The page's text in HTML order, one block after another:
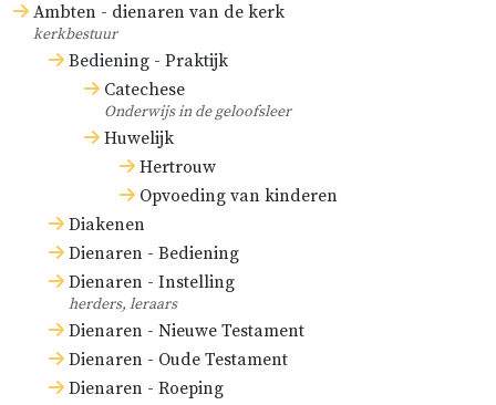
Ambten - dienaren van de kerk
kerkbestuur
Bediening - Praktijk
Catechese
Onderwijs in de geloofsleer
Huwelijk
Hertrouw
Opvoeding van kinderen
Diakenen
Dienaren - Bediening
Dienaren - Instelling
herders, leraars
Dienaren - Nieuwe Testament
Dienaren - Oude Testament
Dienaren - Roeping